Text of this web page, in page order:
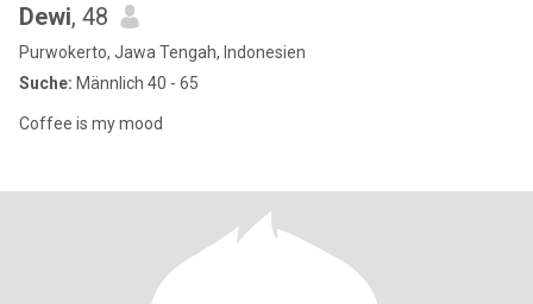
Dewi, 48
Purwokerto, Jawa Tengah, Indonesien
Suche: Männlich 40 - 65
Coffee is my mood